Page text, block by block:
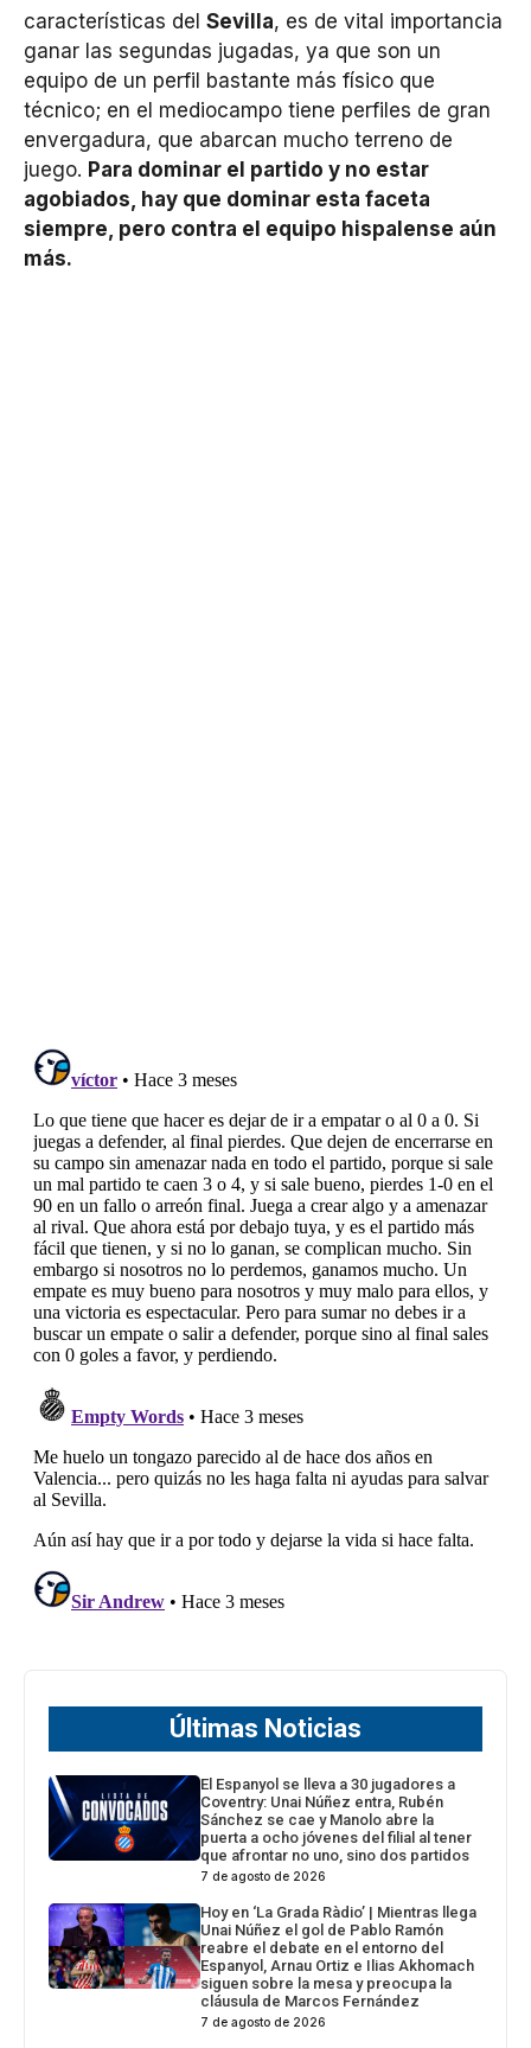
características del Sevilla, es de vital importancia
ganar las segundas jugadas, ya que son un
equipo de un perfil bastante más físico que
técnico; en el mediocampo tiene perfiles de gran
envergadura, que abarcan mucho terreno de
juego. Para dominar el partido y no estar
agobiados, hay que dominar esta faceta
siempre, pero contra el equipo hispalense aún
más.
Últimas Noticias
El Espanyol se lleva a 30 jugadores a
Coventry: Unai Núñez entra, Rubén
Sánchez se cae y Manolo abre la
puerta a ocho jóvenes del filial al tener
que afrontar no uno, sino dos partidos
7 de agosto de 2026
Hoy en ‘La Grada Ràdio’ | Mientras llega
Unai Núñez el gol de Pablo Ramón
reabre el debate en el entorno del
Espanyol, Arnau Ortiz e Ilias Akhomach
siguen sobre la mesa y preocupa la
cláusula de Marcos Fernández
7 de agosto de 2026